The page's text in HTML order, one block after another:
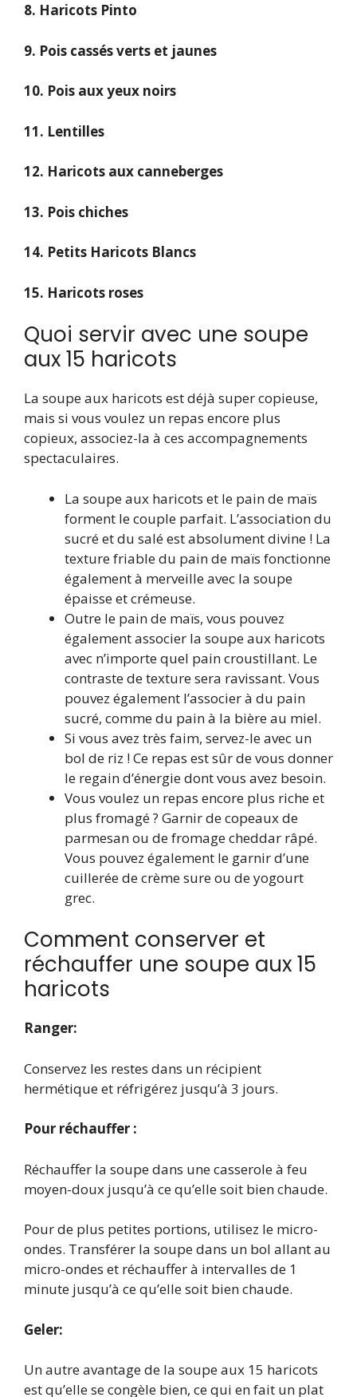
8. Haricots Pinto
9. Pois cassés verts et jaunes
10. Pois aux yeux noirs
11. Lentilles
12. Haricots aux canneberges
13. Pois chiches
14. Petits Haricots Blancs
15. Haricots roses
Quoi servir avec une soupe
aux 15 haricots
La soupe aux haricots est déjà super copieuse,
mais si vous voulez un repas encore plus
copieux, associez-la à ces accompagnements
spectaculaires.
La soupe aux haricots et le pain de maïs
forment le couple parfait. L’association du
sucré et du salé est absolument divine ! La
texture friable du pain de maïs fonctionne
également à merveille avec la soupe
épaisse et crémeuse.
Outre le pain de maïs, vous pouvez
également associer la soupe aux haricots
avec n’importe quel pain croustillant. Le
contraste de texture sera ravissant. Vous
pouvez également l’associer à du pain
sucré, comme du pain à la bière au miel.
Si vous avez très faim, servez-le avec un
bol de riz ! Ce repas est sûr de vous donner
le regain d’énergie dont vous avez besoin.
Vous voulez un repas encore plus riche et
plus fromagé ? Garnir de copeaux de
parmesan ou de fromage cheddar râpé.
Vous pouvez également le garnir d’une
cuillerée de crème sure ou de yogourt
grec.
Comment conserver et
réchauffer une soupe aux 15
haricots
Ranger:
Conservez les restes dans un récipient
hermétique et réfrigérez jusqu’à 3 jours.
Pour réchauffer :
Réchauffer la soupe dans une casserole à feu
moyen-doux jusqu’à ce qu’elle soit bien chaude.
Pour de plus petites portions, utilisez le micro-
ondes. Transférer la soupe dans un bol allant au
micro-ondes et réchauffer à intervalles de 1
minute jusqu’à ce qu’elle soit bien chaude.
Geler:
Un autre avantage de la soupe aux 15 haricots
est qu’elle se congèle bien, ce qui en fait un plat